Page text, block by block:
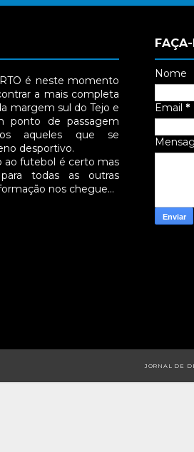
é neste momento
a mais completa
margem sul do Tejo e
ponto de passagem
aqueles que se
desportivo.
ao futebol é certo mas
todas as outras
nos chegue…
Nome
Email *
JORNAL DE